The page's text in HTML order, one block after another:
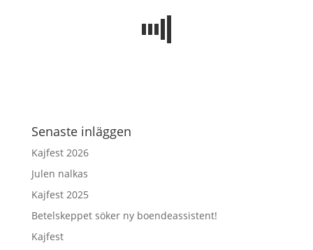
Senaste inläggen
Kajfest 2026
Julen nalkas
Kajfest 2025
Betelskeppet söker ny boendeassistent!
Kajfest